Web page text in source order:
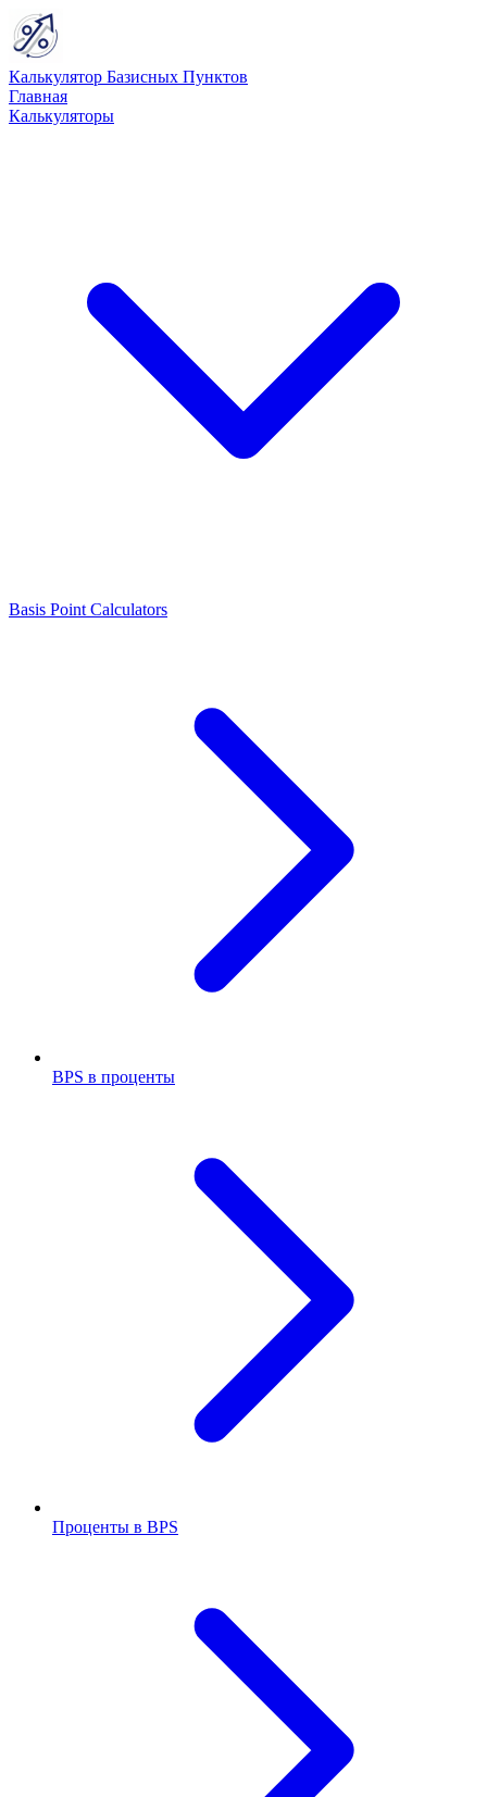
Калькулятор Базисных Пунктов
Главная
Калькуляторы
Basis Point Calculators
BPS в проценты
Проценты в BPS